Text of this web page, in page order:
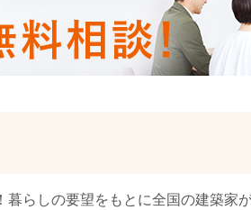
暮らしの要望をもとに全国の建築